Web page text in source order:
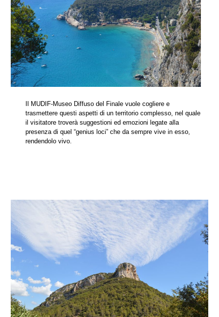
Il MUDIF-Museo Diffuso del Finale vuole cogliere e
trasmettere questi aspetti di un territorio complesso, nel quale
il visitatore troverà suggestioni ed emozioni legate alla
presenza di quel “genius loci” che da sempre vive in esso,
rendendolo vivo.